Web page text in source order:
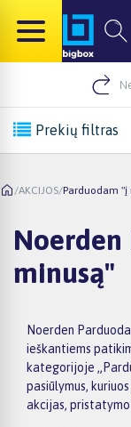
Prekių filtras
/AKCIJOS/Parduodam "į
Noerden
minusą"
Noerden
ieškantiems
kategorijoje
pasiūlymus,
akcijas,